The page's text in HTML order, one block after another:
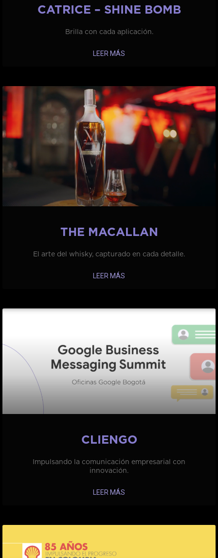
CATRICE – SHINE BOMB
Brilla con cada aplicación.
LEER MÁS
THE MACALLAN
El arte del whisky, capturado en cada detalle.
LEER MÁS
CLIENGO
Impulsando la comunicación empresarial con
innovación.
LEER MÁS